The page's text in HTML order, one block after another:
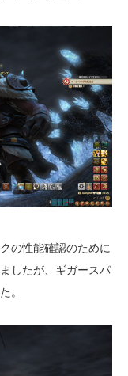
の性能確認のために
したが、ギガースパ
。